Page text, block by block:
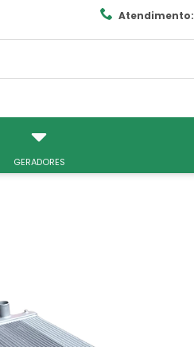
Atendimento:
GERADORES